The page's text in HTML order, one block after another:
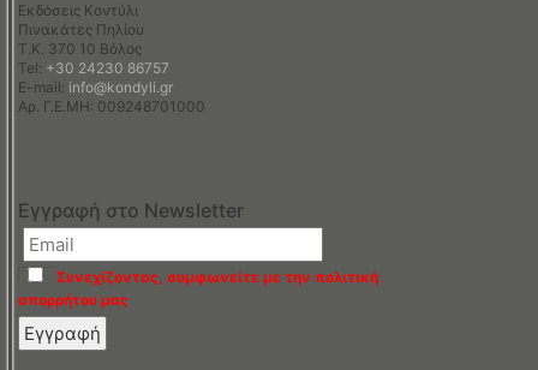
Εκδόσεις Κοντύλι
Πινακάτες Πηλίου
Τ.Κ. 370 10 Βόλος
Tel: +30 24230 86757
E-mail: info@kondyli.gr
Αρ. Γ.Ε.ΜΗ: 009248701000
Εγγραφή στο Newsletter
Συνεχίζοντας, συμφωνείτε με την πολιτική
απορρήτου μας